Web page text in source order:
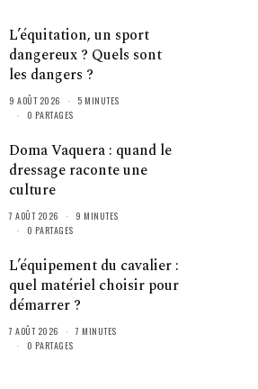
L’équitation, un sport
dangereux ? Quels sont
les dangers ?
9 AOÛT 2026
5 MINUTES
0 PARTAGES
Doma Vaquera : quand le
dressage raconte une
culture
7 AOÛT 2026
9 MINUTES
0 PARTAGES
L’équipement du cavalier :
quel matériel choisir pour
démarrer ?
7 AOÛT 2026
7 MINUTES
0 PARTAGES